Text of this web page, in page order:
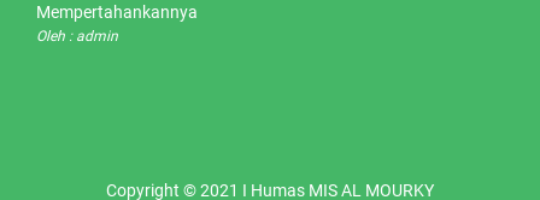
Mempertahankannya
Oleh : admin
Copyright © 2021 I Humas MIS AL MOURKY